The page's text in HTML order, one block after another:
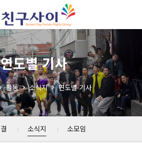
연도별 기사
활동 소식지 연도별 기사
소식지 소모임